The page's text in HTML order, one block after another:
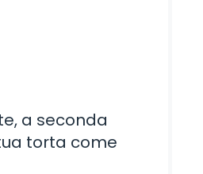
a seconda
torta come